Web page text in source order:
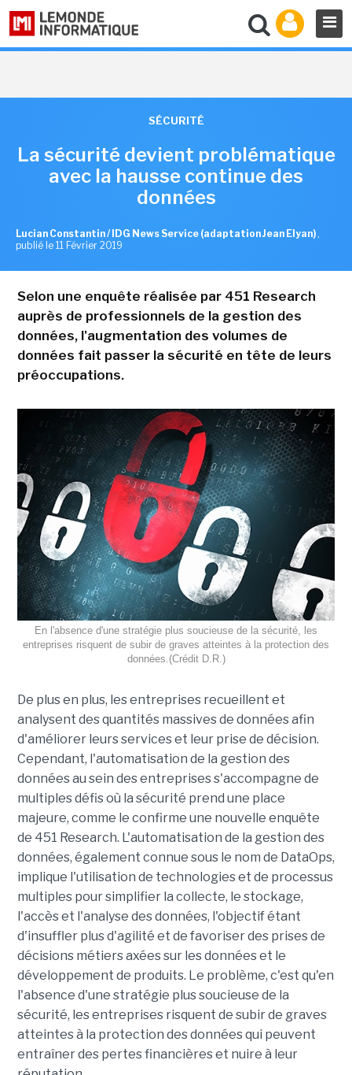
SÉCURITÉ
La sécurité devient problématique
avec la hausse continue des
données
Lucian Constantin / IDG News Service (adaptation Jean Elyan) ,
publié le 11 Février 2019
Selon une enquête réalisée par 451 Research
auprès de professionnels de la gestion des
données, l'augmentation des volumes de
données fait passer la sécurité en tête de leurs
préoccupations.
En l'absence d'une stratégie plus soucieuse de la sécurité, les
entreprises risquent de subir de graves atteintes à la protection des
données.(Crédit D.R.)
De plus en plus, les entreprises recueillent et
analysent des quantités massives de données afin
d'améliorer leurs services et leur prise de décision.
Cependant, l'automatisation de la gestion des
données au sein des entreprises s'accompagne de
multiples défis où la sécurité prend une place
majeure, comme le confirme une nouvelle enquête
de 451 Research. L'automatisation de la gestion des
données, également connue sous le nom de DataOps,
implique l'utilisation de technologies et de processus
multiples pour simplifier la collecte, le stockage,
l'accès et l'analyse des données, l'objectif étant
d'insuffler plus d'agilité et de favoriser des prises de
décisions métiers axées sur les données et le
développement de produits. Le problème, c'est qu'en
l'absence d'une stratégie plus soucieuse de la
sécurité, les entreprises risquent de subir de graves
atteintes à la protection des données qui peuvent
entraîner des pertes financières et nuire à leur